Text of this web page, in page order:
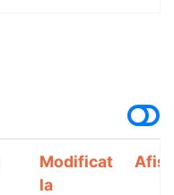
Modificat
la